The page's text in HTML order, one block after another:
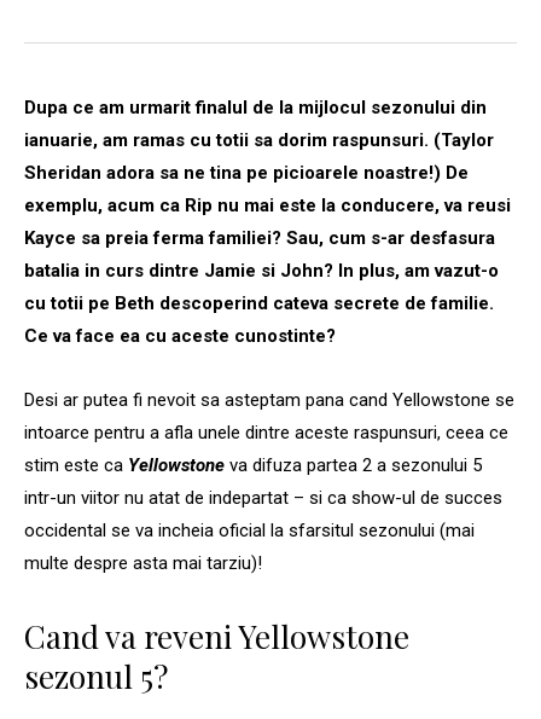
Dupa ce am urmarit finalul de la mijlocul sezonului din
ianuarie, am ramas cu totii sa dorim raspunsuri. (Taylor
Sheridan adora sa ne tina pe picioarele noastre!) De
exemplu, acum ca Rip nu mai este la conducere, va reusi
Kayce sa preia ferma familiei? Sau, cum s-ar desfasura
batalia in curs dintre Jamie si John? In plus, am vazut-o
cu totii pe Beth descoperind cateva secrete de familie.
Ce va face ea cu aceste cunostinte?
Desi ar putea fi nevoit sa asteptam pana cand Yellowstone se
intoarce pentru a afla unele dintre aceste raspunsuri, ceea ce
stim este ca Yellowstone va difuza partea 2 a sezonului 5
intr-un viitor nu atat de indepartat – si ca show-ul de succes
occidental se va incheia oficial la sfarsitul sezonului (mai
multe despre asta mai tarziu)!
Cand va reveni Yellowstone
sezonul 5?